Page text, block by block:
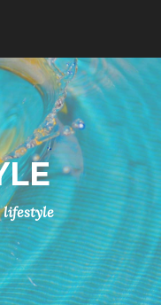
lifestyle